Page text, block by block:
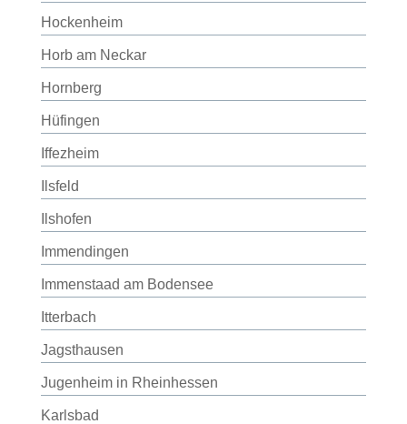
Hockenheim
Horb am Neckar
Hornberg
Hüfingen
Iffezheim
Ilsfeld
Ilshofen
Immendingen
Immenstaad am Bodensee
Itterbach
Jagsthausen
Jugenheim in Rheinhessen
Karlsbad